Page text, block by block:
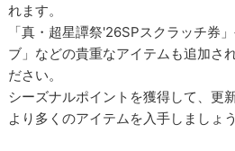
れます。
「真・超星譚祭'26SPスクラッチ券
ブ」などの貴重なアイテムも追加さ
ださい。
シーズナルポイントを獲得して、更
より多くのアイテムを入手しましょう